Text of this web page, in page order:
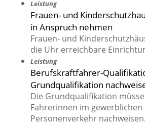
Leistung
Frauen- und
in Anspruch nehmen
Frauen- und
die Uhr erreichbare
Leistung
Berufskraftfahrer-
Grundqualifikation
Die Grundqualifikation
Fahrerinnen im
Personenverkehr nachweisen.